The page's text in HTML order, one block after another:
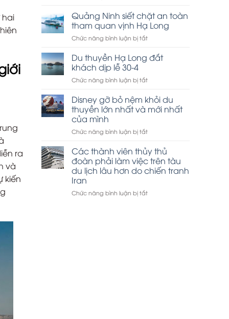
hai
ra
và
kiến
đã
đến
Celebration
Key
Carnival
Quảng Ninh siết chặt an toàn
tham quan vịnh Hạ Long
Chức năng bình luận bị tắtở
Ninh
siết
an
tham
quan
vịnh
Long
Du thuyền Hạ Long đắt
khách dịp lễ 30-4
Chức năng bình luận bị tắtở
thuyền
Hạ
Long
khách
lễ
30-
4
Disney gỡ bỏ nệm khỏi du
thuyền lớn nhất và mới nhất
của mình
Chức năng bình luận bị tắtở
bỏ
nệm
khỏi
thuyền
Các thành viên thủy thủ
đoàn phải làm việc trên tàu
du lịch lâu hơn do chiến tranh
Iran
Chức năng bình luận bị tắtở